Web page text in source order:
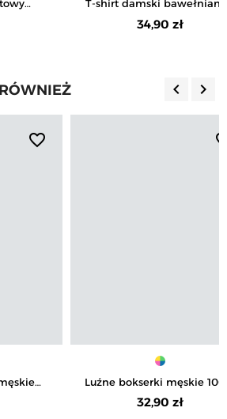
T-shirt damski
dekoltem V Plus Size
34,90 zł
keyboard_arrow_left keyboard_arrow_right
favorite_border
z
Luźne bokserki męskie
bawełniane komfortowe
wygodne w kratkę
32,90 zł